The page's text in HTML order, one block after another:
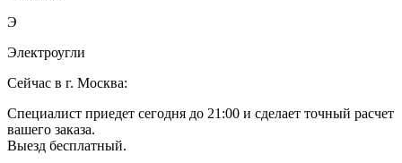
Э
Электроугли
Сейчас в г. Москва:
Специалист приедет сегодня до 21:00 и сделает точный расчет
вашего заказа.
Выезд бесплатный.